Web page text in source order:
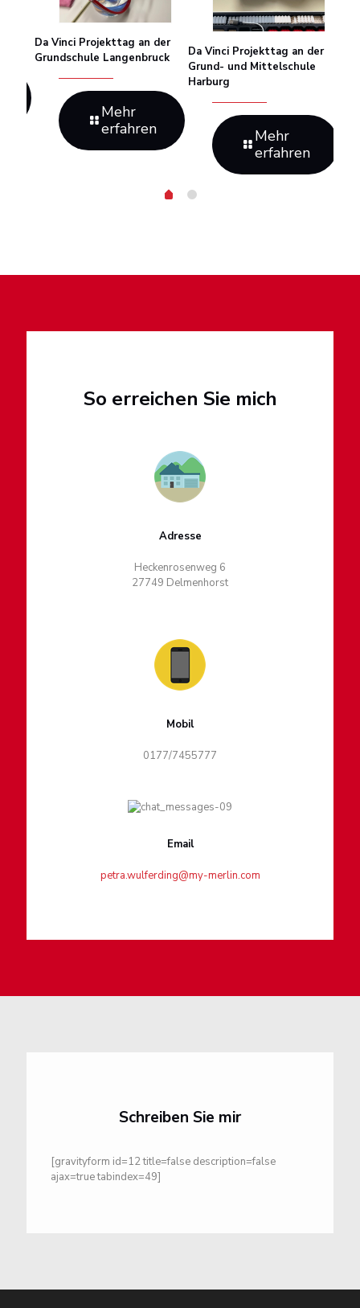
Da Vinci Projekttag an der
Grundschule Langenbruck
Mehr
erfahren
Da Vinci Projekttag an der
Grund- und Mittelschule
Harburg
Mehr
erfahren
So erreichen Sie mich
Adresse
Heckenrosenweg 6
27749 Delmenhorst
Mobil
0177/7455777
Email
petra.wulferding@my-merlin.com
Schreiben Sie mir
[gravityform id=12 title=false description=false
ajax=true tabindex=49]